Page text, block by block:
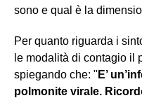
sono e qual è la
Per quanto riguarda i
le modalità di contagio il
spiegando che: " E’
polmonite virale.